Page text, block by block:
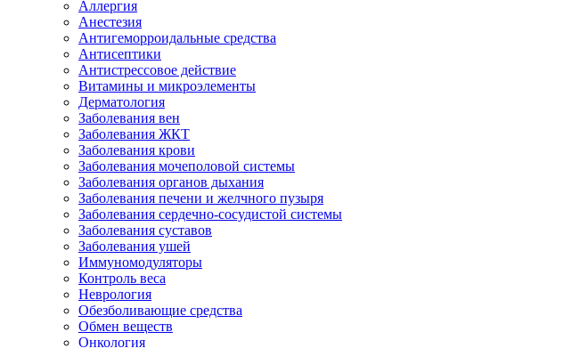
Аллергия
Анестезия
Антигеморроидальные средства
Антисептики
Антистрессовое действие
Витамины и микроэлементы
Дерматология
Заболевания вен
Заболевания ЖКТ
Заболевания крови
Заболевания мочеполовой системы
Заболевания органов дыхания
Заболевания печени и желчного пузыря
Заболевания сердечно-сосудистой системы
Заболевания суставов
Заболевания ушей
Иммуномодуляторы
Контроль веса
Неврология
Обезболивающие средства
Обмен веществ
Онкология